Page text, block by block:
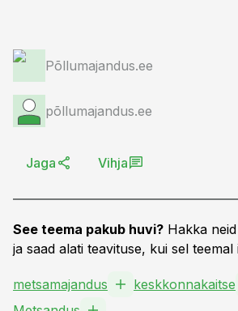
Põllumajandus.ee
põllumajandus.ee
Jaga Vihja
See teema pakub huvi? Hakka
ja saad alati teavituse, kui sel
metsamajandus
keskkonnakaitse